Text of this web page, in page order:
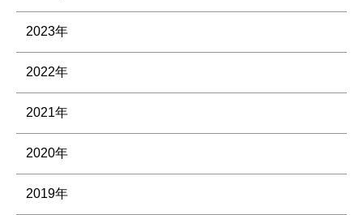
2023年
2022年
2021年
2020年
2019年